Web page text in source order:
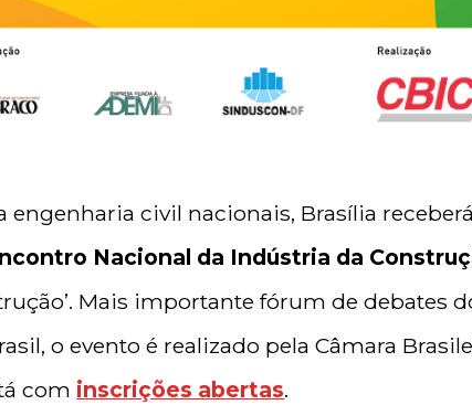
civil nacionais, Brasília receberá
Nacional da Indústria da
Mais importante fórum de debates
o evento é realizado pela Câmara
com inscrições abertas.